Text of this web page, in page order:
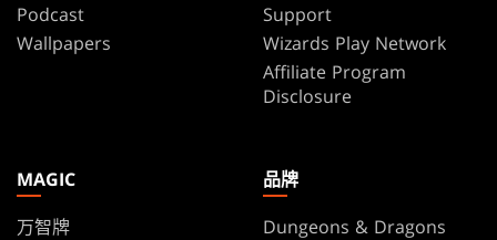
Podcast
Wallpapers
Support
Wizards Play Network
Affiliate Program
Disclosure
MAGIC
万智牌
品牌
Dungeons & Dragons